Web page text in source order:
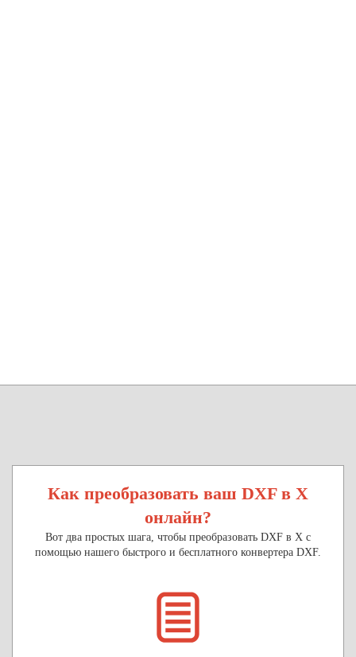
Как преобразовать ваш DXF в X
онлайн?
Вот два простых шага, чтобы преобразовать DXF в X с
помощью нашего быстрого и бесплатного конвертера DXF.